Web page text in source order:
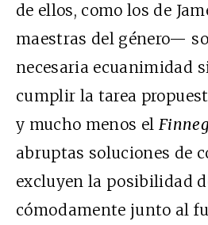
de ellos, como los de
maestras del género—
necesaria ecuanimidad
cumplir la tarea
y mucho menos el
abruptas soluciones de
excluyen la posibilidad
cómodamente junto al